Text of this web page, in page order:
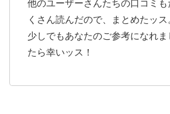
他のユーザーさんたちの口コミも
くさん読んだので、まとめたッス
少しでもあなたのご参考になれま
たら幸いッス！